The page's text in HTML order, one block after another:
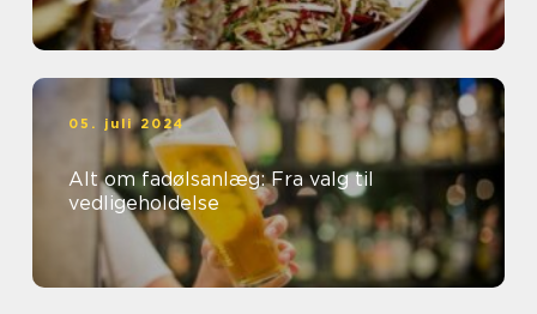
05. juli 2024
Alt om fadølsanlæg: Fra valg til
vedligeholdelse